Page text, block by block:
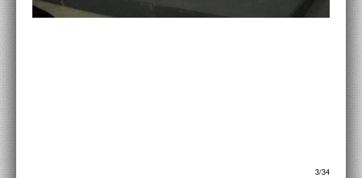
4/34